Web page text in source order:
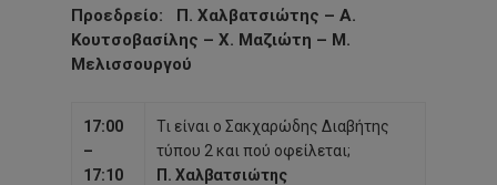
Προεδρείο: Π. Χαλβατσιώτης – Α.
Κουτσοβασίλης – Χ. Μαζιώτη – Μ.
Μελισσουργού
17:00
–
17:10
Τι είναι ο Σακχαρώδης Διαβήτης
τύπου 2 και πού οφείλεται;
Π. Χαλβατσιώτης